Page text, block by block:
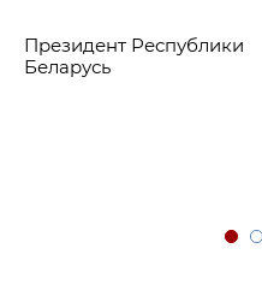
Президент Республики
Беларусь